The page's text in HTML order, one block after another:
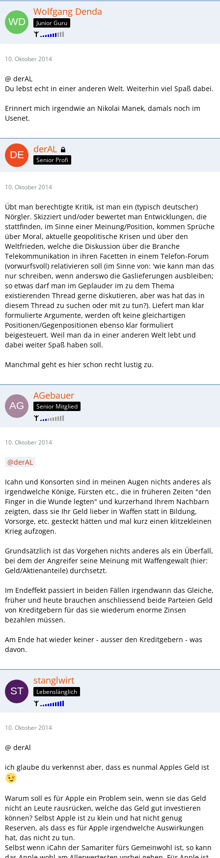
Wolfgang Denda
Junior Guru
10. Oktober 2014
@ derAL
Du lebst echt in einer anderen Welt. Weiterhin viel Spaß dabei.
Erinnert mich irgendwie an Nikolai Manek, damals noch im
Usenet.
derAL
Senior Profi
10. Oktober 2014
Übt man berechtigte Kritik, ist man ein (typisch deutscher)
Nörgler. Skizziert und/oder bewertet man Entwicklungen, die
stattfinden, im Sinne einer Meinung/Position, kommen Sprüche
über Moral, aktuelle geopolitische Krisen und über den
Weltfrieden, welche die Diskussion über die Branche
Telekommunikation in ihren Facetten in einem Telefon-Forum
(vorwurfsvoll) relativieren soll (im Sinne von: 'wie kann man das
nur schreiben, wenn anderswo die Gaslieferungen ausbleiben;
so etwas darf man im Geplauder im zu dem Thema
existierenden Thread gerne diskutieren, aber was hat das in
diesem Thread zu suchen oder mit zu tun?). Liefert man klar
formulierte Argumente, werden oft keine gleichartigen
Positionen/Gegenpositionen ebenso klar formuliert
beigesteuert. Weil man da in einer anderen Welt lebt und
dabei weiter Spaß haben soll.
Manchmal geht es hier schon recht lustig zu.
AGebauer
Senior Mitglied
10. Oktober 2014
derAL
Icahn und Konsorten sind in meinen Augen nichts anderes als
irgendwelche Könige, Fürsten etc., die in früheren Zeiten "den
Finger in die Wunde legten" und kurzerhand Ihrem Nachbarn
zeigten, dass sie Ihr Geld lieber in Waffen statt in Bildung,
Vorsorge, etc. gesteckt hätten und mal kurz einen klitzekleinen
Krieg aufzogen.
Grundsätzlich ist das Vorgehen nichts anderes als ein Überfall,
bei dem der Angreifer seine Meinung mit Waffengewalt (hier:
Geld/Aktienanteile) durchsetzt.
Im Endeffekt passiert in beiden Fällen irgendwann das Gleiche,
früher und heute brauchen anschliessend beide Parteien Geld
von Kreditgebern für das sie wiederum enorme Zinsen
bezahlen müssen.
Am Ende hat wieder keiner - ausser den Kreditgebern - was
davon.
stanglwirt
Lebenslänglich
10. Oktober 2014
@ derAl
ich glaube du verkennst aber, dass es nunmal Apples Geld ist
Warum soll es für Apple ein Problem sein, wenn sie das Geld
nicht an Leute rausrücken, welche das Geld gut investieren
können? Selbst Apple ist zu klein und hat nicht genug
Reserven, als dass es für Apple irgendwelche Auswirkungen
hat, das nicht zu tun.
Selbst wenn iCahn der Samariter fürs Gemeinwohl ist, so kann